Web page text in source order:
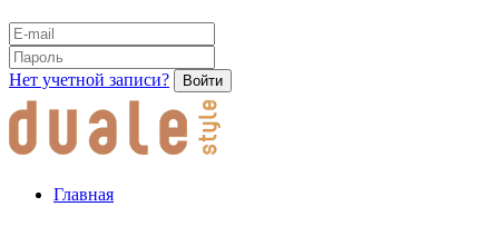
Нет учетной записи? Войти
Главная